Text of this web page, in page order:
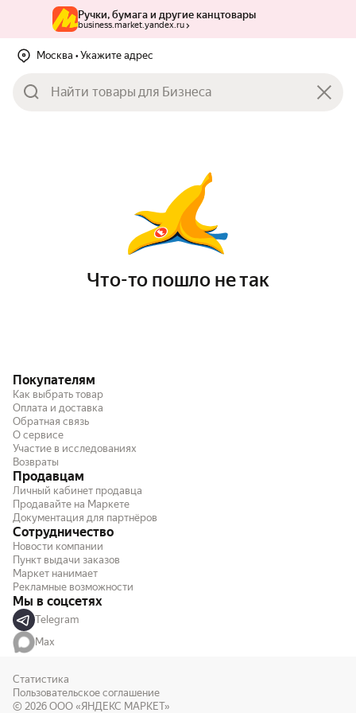
Ручки, бумага и другие канцтовары
business.market.yandex.ru
Москва • Укажите адрес
Что-то пошло не так
Покупателям
Как выбрать товар
Оплата и доставка
Обратная связь
О сервисе
Участие в исследованиях
Возвраты
Продавцам
Личный кабинет продавца
Продавайте на Маркете
Документация для партнёров
Сотрудничество
Новости компании
Пункт выдачи заказов
Маркет нанимает
Рекламные возможности
Мы в соцсетях
Telegram
Max
Статистика
Пользовательское соглашение
© 2026 ООО «ЯНДЕКС МАРКЕТ»